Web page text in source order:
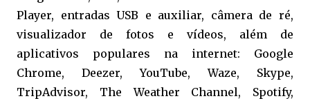
Player, entradas USB e auxiliar, câmera de ré,
visualizador de fotos e vídeos, além de
aplicativos populares na internet: Google
Chrome, Deezer, YouTube, Waze, Skype,
TripAdvisor, The Weather Channel, Spotify,